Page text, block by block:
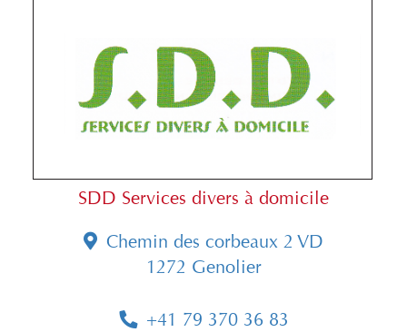
SDD Services divers à domicile
Chemin des corbeaux 2 VD
1272 Genolier
+41 79 370 36 83